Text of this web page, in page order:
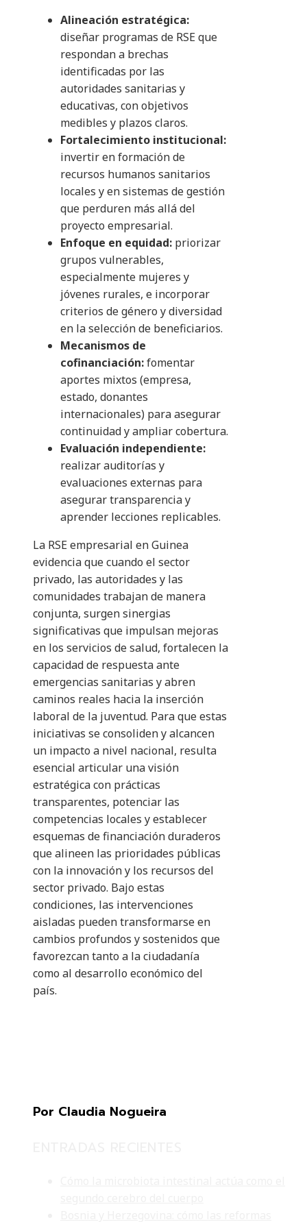
Alineación estratégica:
diseñar programas de RSE que
respondan a brechas
identificadas por las
autoridades sanitarias y
educativas, con objetivos
medibles y plazos claros.
Fortalecimiento institucional:
invertir en formación de
recursos humanos sanitarios
locales y en sistemas de gestión
que perduren más allá del
proyecto empresarial.
Enfoque en equidad: priorizar
grupos vulnerables,
especialmente mujeres y
jóvenes rurales, e incorporar
criterios de género y diversidad
en la selección de beneficiarios.
Mecanismos de
cofinanciación:fomentar
aportes mixtos (empresa,
estado, donantes
internacionales) para asegurar
continuidad y ampliar cobertura.
Evaluación independiente:
realizar auditorías y
evaluaciones externas para
asegurar transparencia y
aprender lecciones replicables.
La RSE empresarial en Guinea
evidencia que cuando el sector
privado, las autoridades y las
comunidades trabajan de manera
conjunta, surgen sinergias
significativas que impulsan mejoras
en los servicios de salud, fortalecen la
capacidad de respuesta ante
emergencias sanitarias y abren
caminos reales hacia la inserción
laboral de la juventud. Para que estas
iniciativas se consoliden y alcancen
un impacto a nivel nacional, resulta
esencial articular una visión
estratégica con prácticas
transparentes, potenciar las
competencias locales y establecer
esquemas de financiación duraderos
que alineen las prioridades públicas
con la innovación y los recursos del
sector privado. Bajo estas
condiciones, las intervenciones
aisladas pueden transformarse en
cambios profundos y sostenidos que
favorezcan tanto a la ciudadanía
como al desarrollo económico del
país.
Por Claudia Nogueira